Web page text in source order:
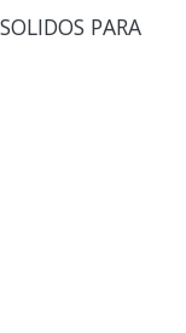
PARA